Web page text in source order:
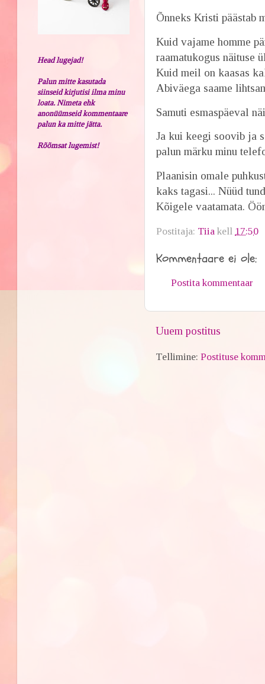
Õnneks Kristi päästab
Kuid vajame homme
raamatukogus näituse
Kuid meil on kaasas
Abiväega saame
Samuti esmaspäeval
Ja kui keegi soovib ja
palun märku minu
Plaanisin omale
kaks tagasi... Nüüd
Kõigele vaatamata.
Postitaja: Tiia kell 17:50
Kommentaare ei ole:
Postita kommentaar
Uuem postitus
Tellimine:Postituse
Head lugejad!
Palun mitte kasutada
siinseid kirjutisi ilma minu
loata. Nimeta ehk
anonüümseid kommentaare
palun ka mitte jätta.
Rõõmsat lugemist!